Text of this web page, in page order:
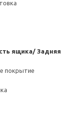
ящика/ Задняя
покрытие